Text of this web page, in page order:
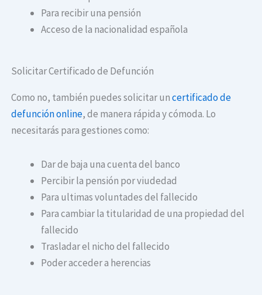
Para recibir una pensión
Acceso de la nacionalidad española
Solicitar Certificado de Defunción
Como no, también puedes solicitar uncertificado de
defunción online, de manera rápida y cómoda. Lo
necesitarás para gestiones como:
Dar de baja una cuenta del banco
Percibir la pensión por viudedad
Para ultimas voluntades del fallecido
Para cambiar la titularidad de una propiedad del
fallecido
Trasladar el nicho del fallecido
Poder acceder a herencias